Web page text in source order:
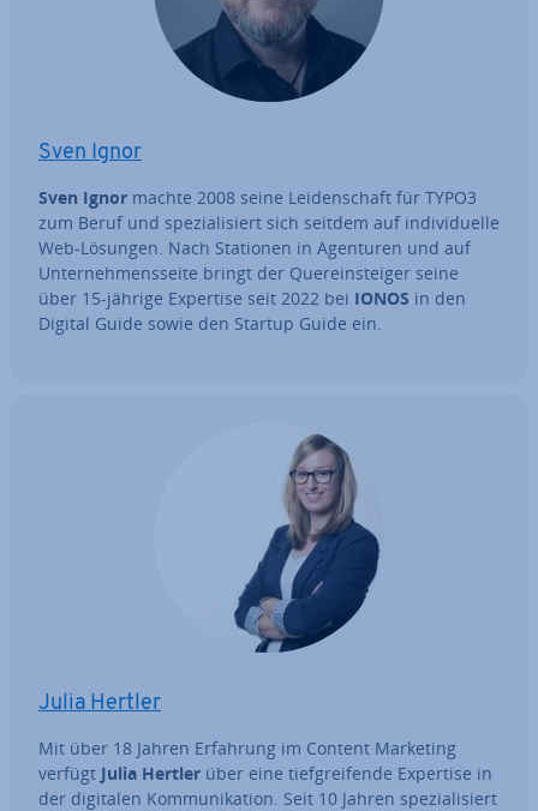
Sven Ignor
Sven Ignor machte 2008 seine Lei­den­schaft für TYPO3
zum Beruf und spe­zia­li­siert sich seitdem auf in­di­vi­du­el­le
Web-Lösungen. Nach Stationen in Agenturen und auf
Un­ter­neh­mens­sei­te bringt der Quer­ein­stei­ger seine
über 15-jährige Expertise seit 2022 bei IONOS in den
Digital Guide sowie den Startup Guide ein.
Julia Hertler
Mit über 18 Jahren Erfahrung im Content Marketing
verfügt Julia Hertler über eine tief­grei­fen­de Expertise in
der digitalen Kom­mu­ni­ka­ti­on. Seit 10 Jahren spe­zia­li­siert